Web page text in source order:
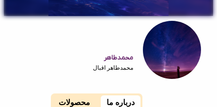
محمدطاهر
محمدطاهر اقبال
محصولات